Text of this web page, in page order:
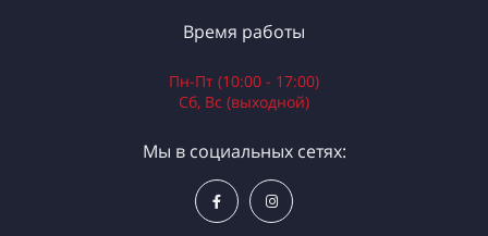
Время работы
Пн-Пт (10:00 - 17:00)
Сб, Вс (выходной)
Мы в социальных сетях: